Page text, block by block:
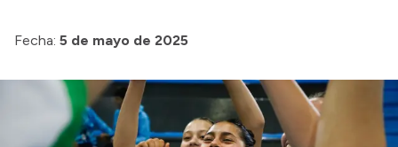
Presupuesto
Boletín Oficial
Fecha: 5 de mayo de 2025